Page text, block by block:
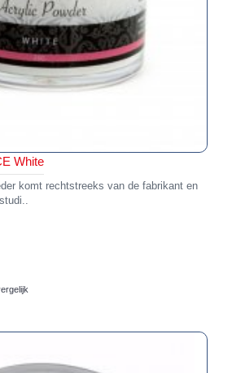
White
komt rechtstreeks van de fabrikant en